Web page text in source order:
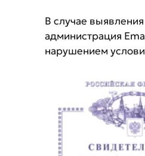
В случае
администрация
нарушением